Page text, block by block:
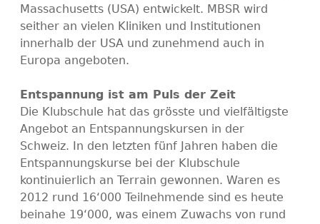
Massachusetts (USA) entwickelt. MBSR wird
seither an vielen Kliniken und Institutionen
innerhalb der USA und zunehmend auch in
Europa angeboten.
Entspannung ist am Puls der Zeit
Die Klubschule hat das grösste und vielfältigste
Angebot an Entspannungskursen in der
Schweiz. In den letzten fünf Jahren haben die
Entspannungskurse bei der Klubschule
kontinuierlich an Terrain gewonnen. Waren es
2012 rund 16‘000 Teilnehmende sind es heute
beinahe 19‘000, was einem Zuwachs von rund